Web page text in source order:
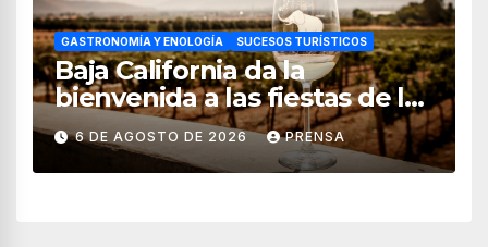
GASTRONOMÍA Y ENOLOGÍA SUCESOS TURÍSTICOS
Baja California da la
bienvenida a las fiestas de la
vendimia 2026
6 DE AGOSTO DE 2026 PRENSA